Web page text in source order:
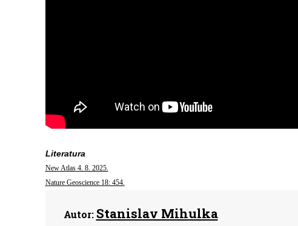
Literatura
New Atlas 4. 8. 2025.
Nature Geoscience 18: 454.
Autor: Stanislav Mihulka